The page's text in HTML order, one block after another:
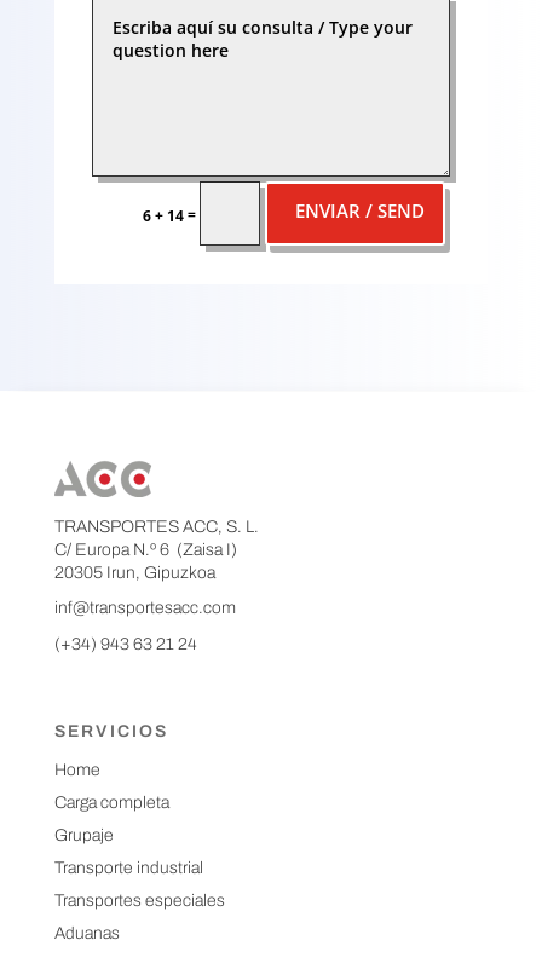
6 + 14= ENVIAR / SEND
TRANSPORTES ACC, S. L.
C/ Europa N.º 6 (Zaisa I)
20305 Irun, Gipuzkoa
inf@transportesacc.com
(+34) 943 63 21 24
SERVICIOS
Home
Carga completa
Grupaje
Transporte industrial
Transportes especiales
Aduanas